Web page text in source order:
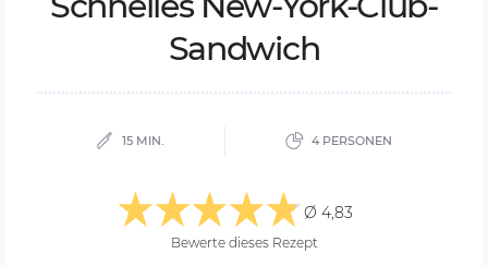
Sand­wich
15 MIN. 4 PERSONEN
Ø 4,83
Bewerte dieses Rezept